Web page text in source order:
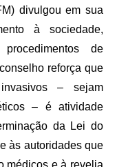
divulgou em sua
à sociedade,
de
reforça que
– sejam
– é atividade
da Lei do
às autoridades que